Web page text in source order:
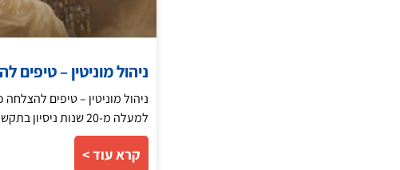
ניהול מוניטין – טיפים
ניהול מוניטין – טיפים
למעלה מ-20 שנות ניסיון בתקשורת וניהול מוניטין ועם רעב יום יומי לייצר
קרא עוד >